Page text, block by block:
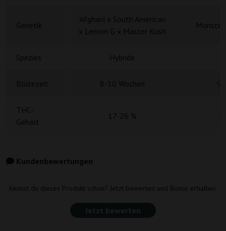
Spezies Hybride
THC-
Gehalt
17-26 %
Kundenbewertungen
Kennst du dieses Produkt schon? Jetzt bewerten und Bonus erhalten.
Jetzt bewerten